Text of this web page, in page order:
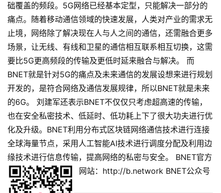
础覆盖的频段。5G网络已经基本定型，只能解决一部分的
痛点。随着移动通信领域的快速发展，人类对产业的需求无
止境，网络除了解决现在人与人之间的通信，还需融合更多
场景，让无线、有线和卫星的通信相互联系相互切换，这需
要比5G更高频段的传输及更低时延来融合与解决。 而
BNET就是针对5G的痛点及未来通信的发展设想来进行规划
开发的，是符合网络及通信发展规律，所以BNET就是未来
的6G。 刘建军还表示BNET不仅仅只考虑超高速的传输，
也在安全私密技术、低延时、低功耗上下了很大功夫进行优
化及升级。BNET利用分布式区块链网络通信技术进行连接
全球海量节点，采用人工智能AI技术进行调度分配及利用边
缘技术进行信息传输，提高网络的私密与安全。 BNET官方
网站：http://b.network BNET公众号